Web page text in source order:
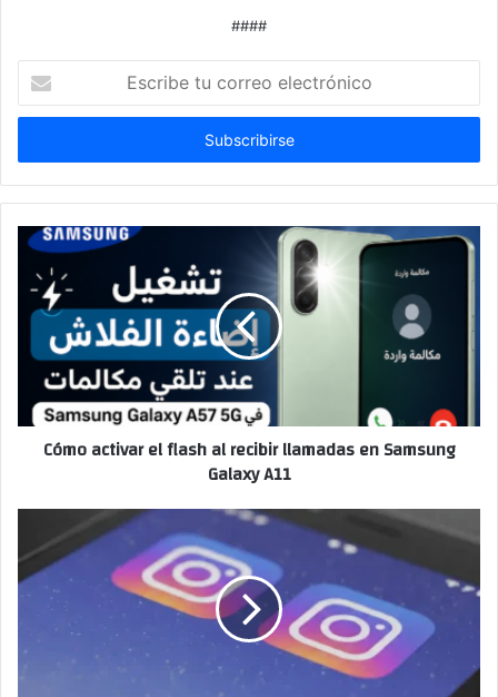
####
correo
Cómo activar el flash al recibir llamadas en Samsung
Galaxy A11